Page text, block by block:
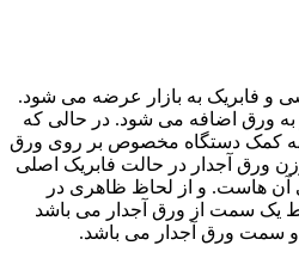
و فابریک به بازار عرضه می شود.
به ورق اضافه می شود. در حالی که
به کمک دستگاه مخصوص بر روی ورق
ورق آجدار در حالت فابریک اصلی
هاست. و از لحاظ ظاهری در
یک سمت از ورق آجدار می باشد
سمت ورق آجدار می باشد.